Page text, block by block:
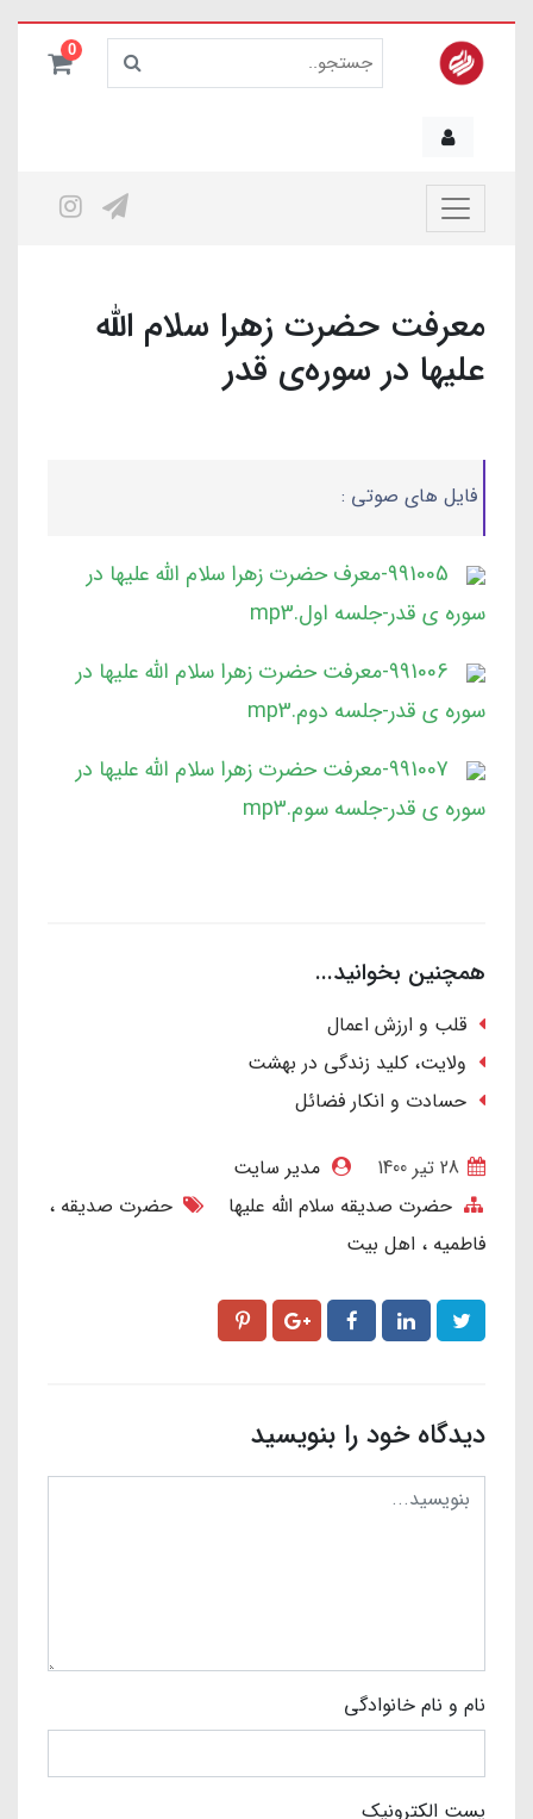
0
معرفت حضرت زهرا سلام الله
علیها در سوره‌ی قدر
فایل های صوتی :
991005-معرف حضرت زهرا سلام الله علیها در
سوره ی قدر-جلسه اول.mp3
991006-معرفت حضرت زهرا سلام الله علیها در
سوره ی قدر-جلسه دوم.mp3
991007-معرفت حضرت زهرا سلام الله علیها در
سوره ی قدر-جلسه سوم.mp3
همچنین بخوانید...
قلب و ارزش اعمال
ولایت، کلید زندگی در بهشت
حسادت و انکار فضائل
مدیر سایت
حضرت صدیقه سلام الله علیها
حضرت صدیقه
فاطمیه
اهل بیت
دیدگاه خود را بنویسید
نام و نام خانوادگی
پست الکترونیک